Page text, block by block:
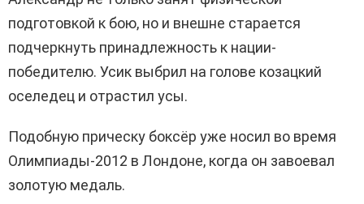
подготовкой к бою, но и внешне старается
подчеркнуть принадлежность к нации-
победителю. Усик выбрил на голове козацкий
оселедец и отрастил усы.
Подобную прическу боксёр уже носил во время
Олимпиады-2012 в Лондоне, когда он завоевал
золотую медаль.